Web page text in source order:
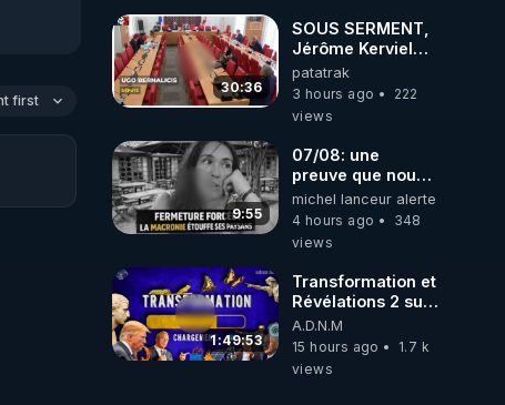
first
30:36
SOUS SERMENT,
Jérôme Kerviel
balance tout à
l'Assemblée !
patatrak
3 hours ago
222
views
9:55
07/08: une
preuve que nous
somme passé en
absurdie une
dictature qui veut
opposant !
michel lanceur alerte
4 hours ago
348
views
1:49:53
Transformation et
Révélations 2 sur
2 - live du
07/08/26
A.D.N.M
15 hours ago
1.7 k
views